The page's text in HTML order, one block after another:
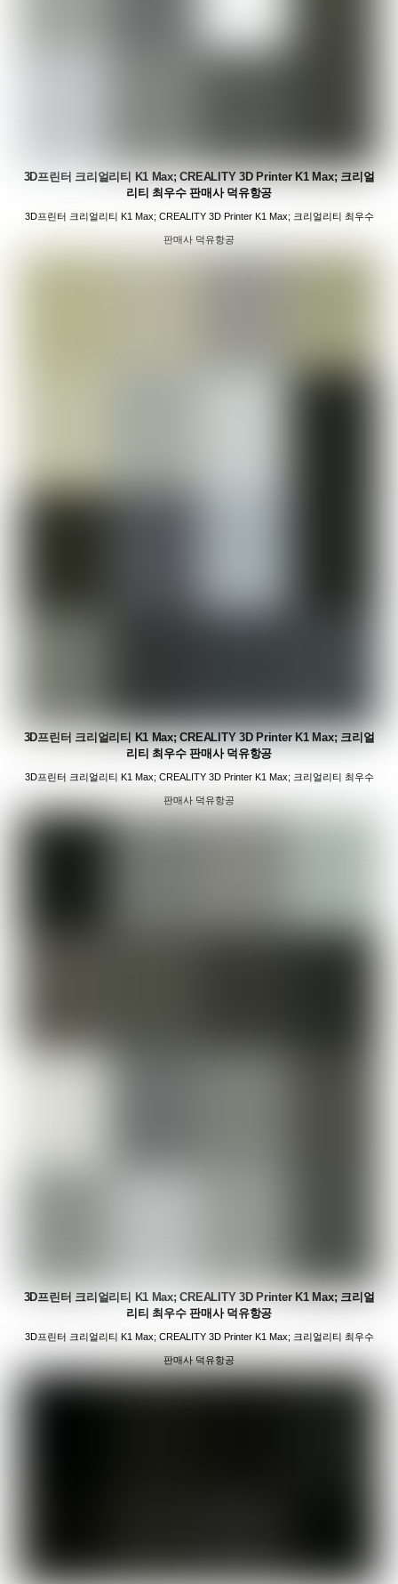
3D프린터 크리얼리티 K1 Max; CREALITY 3D Printer K1 Max; 크리얼
리티 최우수 판매사 덕유항공
3D프린터 크리얼리티 K1 Max; CREALITY 3D Printer K1 Max; 크리얼리티 최우수
판매사 덕유항공
3D프린터 크리얼리티 K1 Max; CREALITY 3D Printer K1 Max; 크리얼
리티 최우수 판매사 덕유항공
3D프린터 크리얼리티 K1 Max; CREALITY 3D Printer K1 Max; 크리얼리티 최우수
판매사 덕유항공
3D프린터 크리얼리티 K1 Max; CREALITY 3D Printer K1 Max; 크리얼
리티 최우수 판매사 덕유항공
3D프린터 크리얼리티 K1 Max; CREALITY 3D Printer K1 Max; 크리얼리티 최우수
판매사 덕유항공